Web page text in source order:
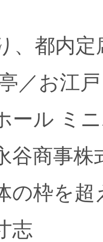
、都内
／お江
ール
谷商事
の枠を
志